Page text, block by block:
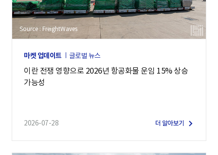
Source : FreightWaves
마켓 업데이트 글로벌 뉴스
이란 전쟁 영향으로 2026년 항공화물 운임 15% 상승
가능성
2026-07-28 더 알아보기